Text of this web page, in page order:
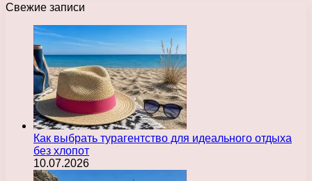
Свежие записи
Как выбрать турагентство для идеального отдыха
без хлопот
10.07.2026